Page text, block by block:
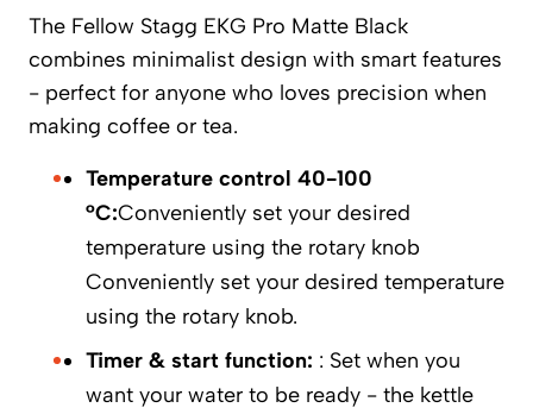
The Fellow Stagg EKG Pro Matte Black
combines minimalist design with smart features
- perfect for anyone who loves precision when
making coffee or tea.
Temperature control 40-100
°C:Conveniently set your desired
temperature using the rotary knob
Conveniently set your desired temperature
using the rotary knob.
Timer & start function: : Set when you
want your water to be ready - the kettle